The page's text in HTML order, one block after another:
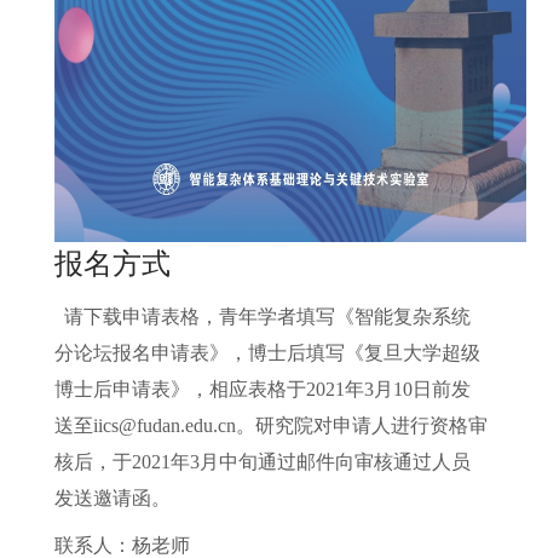
报名方式
请下载申请表格，青年学者填写《智能复杂系统
分论坛报名申请表》，博士后填写《复旦大学超级
博士后申请表》，相应表格于2021年3月10日前发
送至iics@fudan.edu.cn。研究院对申请人进行资格审
核后，于2021年3月中旬通过邮件向审核通过人员
发送邀请函。
联系人：杨老师